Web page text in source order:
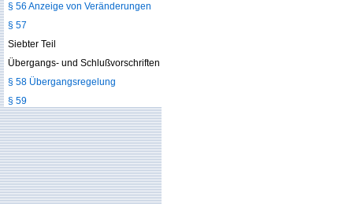
§ 56 Anzeige von Veränderungen
§ 57
Siebter Teil
Übergangs- und Schlußvorschriften
§ 58 Übergangsregelung
§ 59